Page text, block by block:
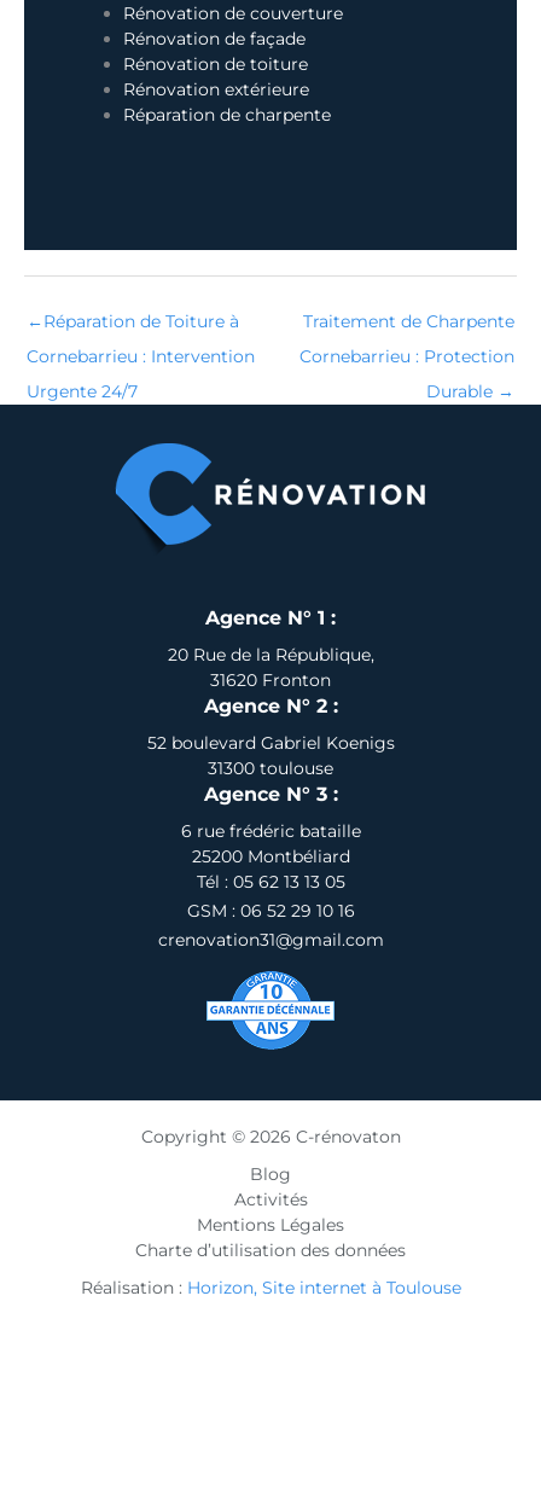
Rénovation de couverture
Rénovation de façade
Rénovation de toiture
Rénovation extérieure
Réparation de charpente
←Réparation de Toiture à
Cornebarrieu : Intervention
Urgente 24/7
Traitement de Charpente
Cornebarrieu : Protection
Durable →
Agence N° 1 :
20 Rue de la République,
31620 Fronton
Agence N° 2 :
52 boulevard Gabriel Koenigs
31300 toulouse
Agence N° 3 :
6 rue frédéric bataille
25200 Montbéliard
Tél : 05 62 13 13 05
GSM : 06 52 29 10 16
crenovation31@gmail.com
Copyright © 2026 C-rénovaton
Blog
Activités
Mentions Légales
Charte d’utilisation des données
Réalisation : Horizon, Site internet à Toulouse